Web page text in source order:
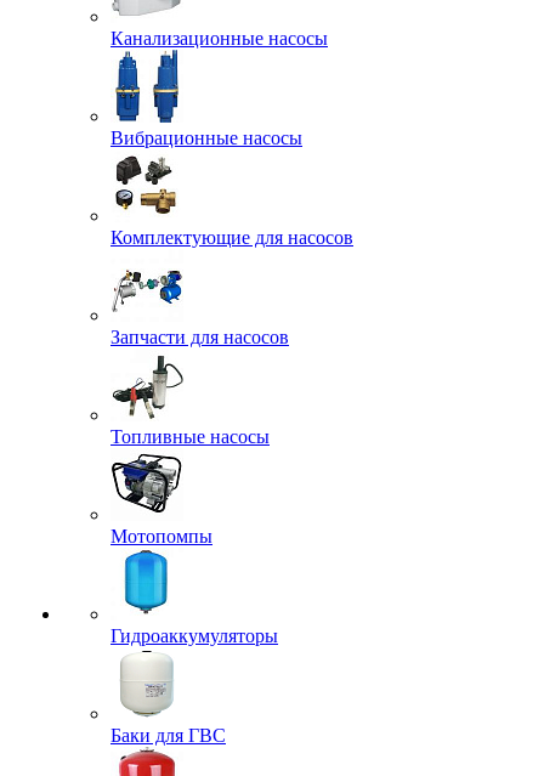
Канализационные насосы
Вибрационные насосы
Комплектующие для насосов
Запчасти для насосов
Топливные насосы
Мотопомпы
Гидроаккумуляторы
Баки для ГВС